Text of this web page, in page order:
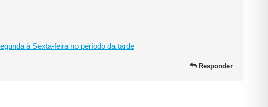
à Sexta-feira no período da tarde
Responder